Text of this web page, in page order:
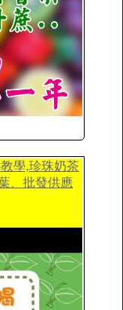
學,珍珠奶茶
、批發供應